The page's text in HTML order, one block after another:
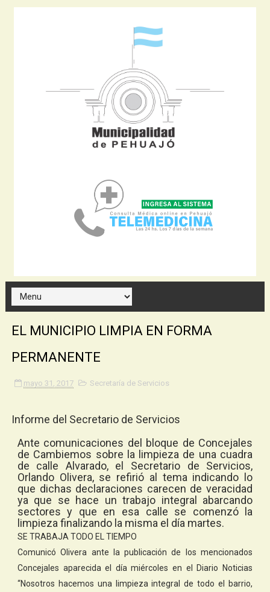
EL MUNICIPIO LIMPIA EN FORMA
PERMANENTE
mayo 31, 2017 Secretaría de Servicios
Informe del Secretario de Servicios
Ante comunicaciones del bloque de Concejales
de Cambiemos sobre la limpieza de una cuadra
de calle Alvarado, el Secretario de Servicios,
Orlando Olivera, se refirió al tema indicando lo
que dichas declaraciones carecen de veracidad
ya que se hace un trabajo integral abarcando
sectores y que en esa calle se comenzó la
limpieza finalizando la misma el día martes.
SE TRABAJA TODO EL TIEMPO
Comunicó Olivera ante la publicación de los mencionados
Concejales aparecida el día miércoles en el Diario Noticias
“Nosotros hacemos una limpieza integral de todo el barrio,